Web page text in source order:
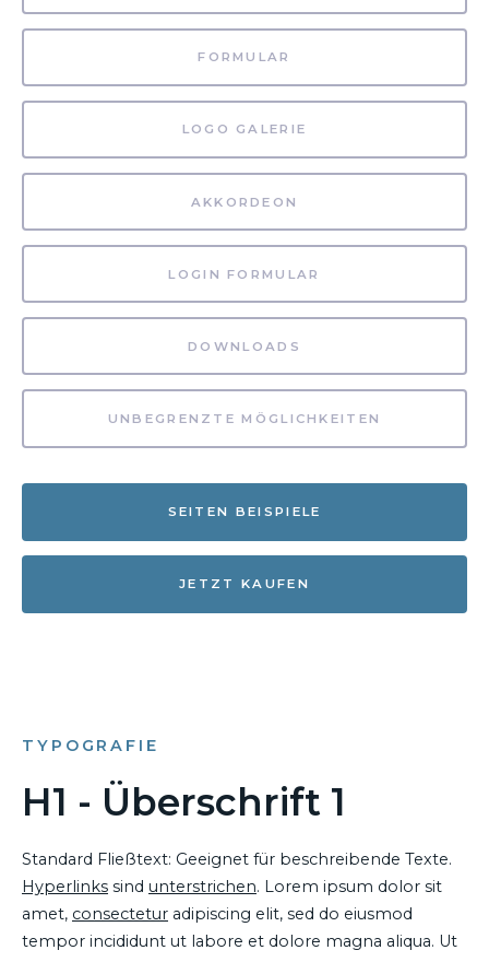
FORMULAR
LOGO GALERIE
AKKORDEON
LOGIN FORMULAR
DOWNLOADS
UNBEGRENZTE MÖGLICHKEITEN
SEITEN BEISPIELE
JETZT KAUFEN
TYPOGRAFIE
H1 - Überschrift 1
Standard Fließtext: Geeignet für beschreibende Texte.
Hyperlinks sind unterstrichen. Lorem ipsum dolor sit
amet, consectetur adipiscing elit, sed do eiusmod
tempor incididunt ut labore et dolore magna aliqua. Ut